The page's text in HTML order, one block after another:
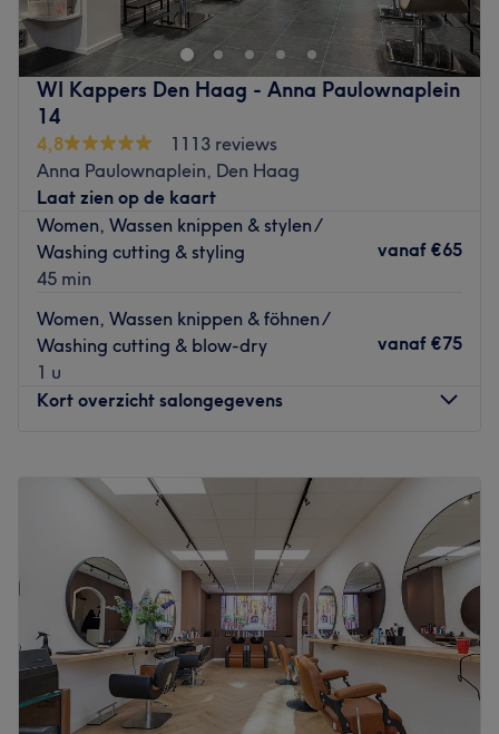
WI Kappers Den Haag - Anna Paulownaplein
14
4,8
1113 reviews
Anna Paulownaplein, Den Haag
Laat zien op de kaart
Women, Wassen knippen & stylen /
Washing cutting & styling
45 min
vanaf €65
Women, Wassen knippen & föhnen /
Washing cutting & blow-dry
1 u
vanaf €75
Kort overzicht salongegevens
Dinsdag
18:00
Woensdag
18:00
Donderdag
09:00
18:00
Vrijdag
09:00–
18:00
Zaterdag
10:00–
18:00
Zondag
10:00– 18:00
Aan het gezellige Anna Paulownaplein in Den Haag vind
jeWI kappers. Je kunt hier terecht voor hetprofessioneel
knippen, kleuren en stylen
van je haar.